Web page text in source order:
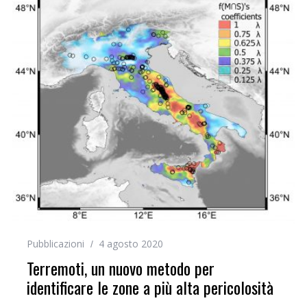
Pubblicazioni 4 agosto 2020
Terremoti, un nuovo metodo per
identificare le zone a più alta pericolosità